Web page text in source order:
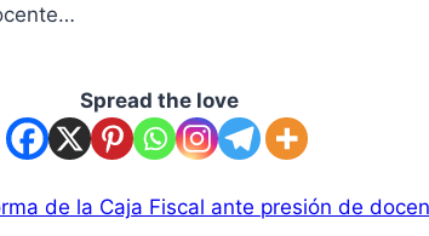
Spread the love
de la Caja Fiscal ante presión de